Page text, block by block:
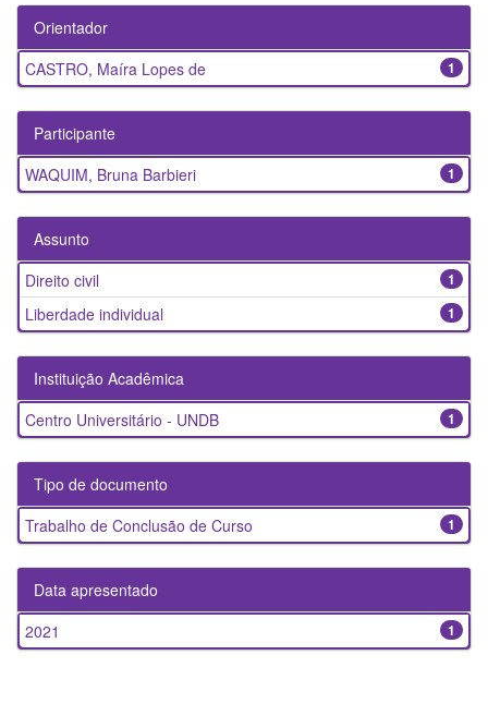
Orientador
1
CASTRO, Maíra Lopes de
Participante
1
WAQUIM, Bruna Barbieri
Assunto
1
Direito civil
1
Liberdade individual
Instituição Acadêmica
1
Centro Universitário - UNDB
Tipo de documento
1
Trabalho de Conclusão de Curso
Data apresentado
1
2021